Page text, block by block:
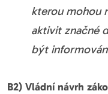
kterou mohou
aktivit značné
být
B2) Vládní návrh